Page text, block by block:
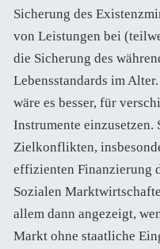
Sicherung des
von Leistungen bei
die Sicherung des
Lebensstandards im
wäre es besser, für
Instrumente einzusetzen.
Zielkonflikten,
effizienten Finanzierung
Sozialen
allem dann angezeigt,
Markt ohne staatliche